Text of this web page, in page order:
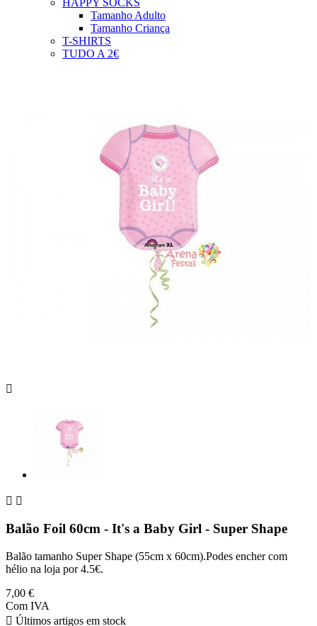
Tamanho Adulto
Tamanho Criança
T-SHIRTS
TUDO A 2€

 
Balão Foil 60cm - It's a Baby Girl - Super Shape
Balão tamanho Super Shape (55cm x 60cm).Podes encher com
hélio na loja por 4.5€.
7,00 €
Com IVA
 Últimos artigos em stock